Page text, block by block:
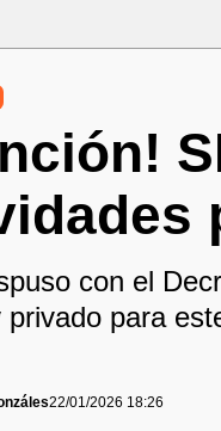
con el
privado para
22/01/2026 18:26